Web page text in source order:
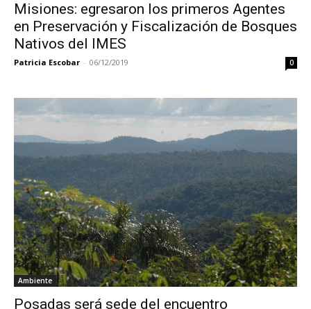
Misiones: egresaron los primeros Agentes
en Preservación y Fiscalización de Bosques
Nativos del IMES
Patricia Escobar - 06/12/2019 0
Ambiente
Posadas será sede del encuentro